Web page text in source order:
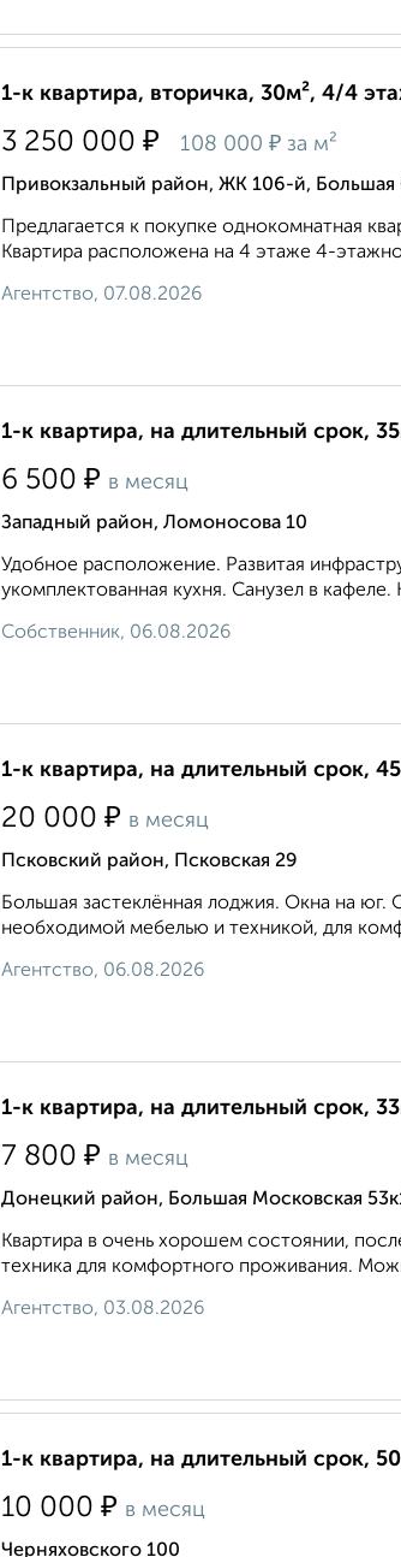
1-к квартира, вторичка, 30м², 4/4
3 250 000 ₽ 108 000 ₽ за м²
Привокзальный район, ЖК 106-й, Большая
Предлагается к покупке однокомнатная
Квартира расположена на 4 этаже 4-
Агентство, 07.08.2026
1-к квартира, на длительный срок,
6 500 ₽ в месяц
Западный район, Ломоносова 10
Удобное расположение. Развитая
укомплектованная кухня. Санузел в
Собственник, 06.08.2026
1-к квартира, на длительный срок,
20 000 ₽ в месяц
Псковский район, Псковская 29
Большая застеклённая лоджия. Окна на юг.
необходимой мебелью и техникой, для
Агентство, 06.08.2026
1-к квартира, на длительный срок,
7 800 ₽ в месяц
Донецкий район, Большая Московская
Квартира в очень хорошем состоянии,
техника для комфортного проживания.
Агентство, 03.08.2026
1-к квартира, на длительный срок,
10 000 ₽ в месяц
Черняховского 100